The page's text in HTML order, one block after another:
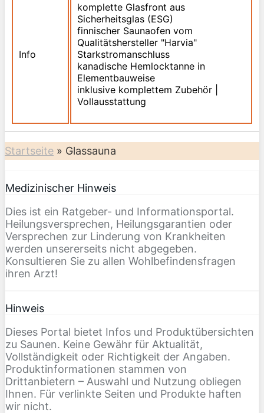
Info
komplette Glasfront aus
Sicherheitsglas (ESG)
finnischer Saunaofen vom
Qualitätshersteller "Harvia"
Starkstromanschluss
kanadische Hemlocktanne in
Elementbauweise
inklusive komplettem Zubehör |
Vollausstattung
Startseite » Glassauna
Medizinischer Hinweis
Dies ist ein Ratgeber- und Informationsportal.
Heilungsversprechen, Heilungsgarantien oder
Versprechen zur Linderung von Krankheiten
werden unsererseits nicht abgegeben.
Konsultieren Sie zu allen Wohlbefindensfragen
ihren Arzt!
Hinweis
Dieses Portal bietet Infos und Produktübersichten
zu Saunen. Keine Gewähr für Aktualität,
Vollständigkeit oder Richtigkeit der Angaben.
Produktinformationen stammen von
Drittanbietern – Auswahl und Nutzung obliegen
Ihnen. Für verlinkte Seiten und Produkte haften
wir nicht.